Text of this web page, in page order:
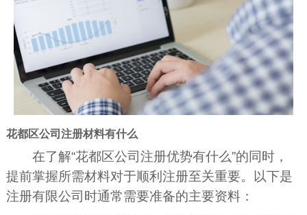
花都区公司注册材料有什么
在了解“花都区公司注册优势有什么”的同时，
提前掌握所需材料对于顺利注册至关重要。以下是
注册有限公司时通常需要准备的主要资料：